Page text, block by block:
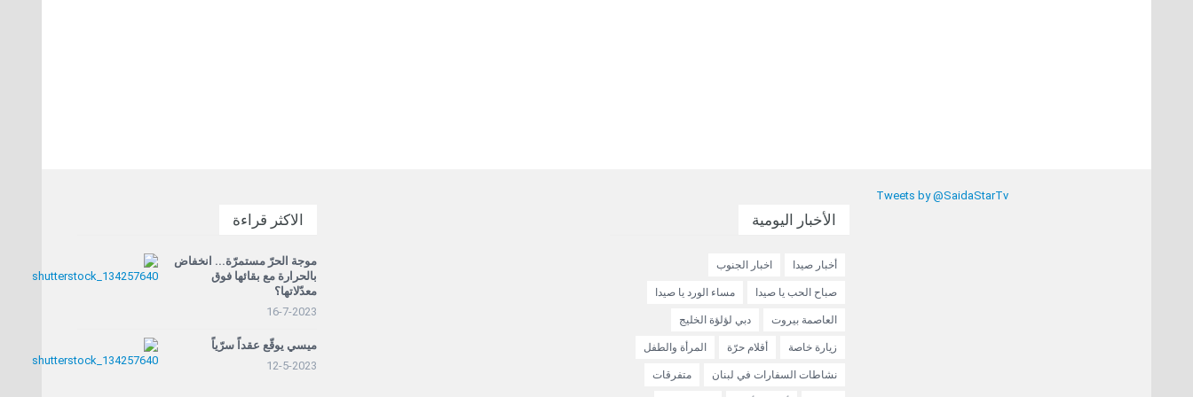
الاكثر قراءة
موجة الحرّ مستمرّة... انخفاض
بالحرارة مع بقائها فوق
معدّلاتها؟
16-7-2023
ميسي يوقّع عقداً سرّياً
12-5-2023
الأخبار اليومية
أخبار صيدا اخبار الجنوب
صباح الحب يا صيدا مساء الورد يا صيدا
العاصمة بيروت دبي لؤلؤة الخليج
زيارة خاصة أقلام حرّة المرأة والطفل
نشاطات السفارات في لبنان متفرقات
Tweets by @SaidaStarTv